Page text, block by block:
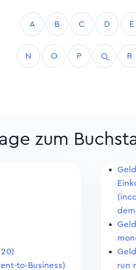
A B C D E
N O P Q R
zum
to-Business)
run